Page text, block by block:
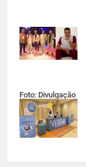
Foto: Divulgação